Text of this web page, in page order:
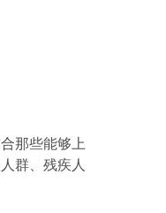
那些能够上
群、残疾人